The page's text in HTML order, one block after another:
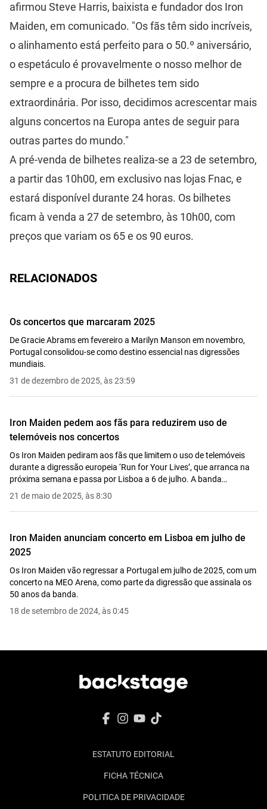
afirmou Steve Harris, baixista e fundador dos Iron
Maiden, em comunicado. "Os fãs têm sido incríveis,
o alinhamento está perfeito para o 50.º aniversário,
o espetáculo é provavelmente o nosso melhor de
sempre e a procura de bilhetes tem sido
extraordinária. Por isso, decidimos acrescentar mais
alguns concertos na Europa antes de seguir para
outras partes do mundo."
A pré-venda de bilhetes realiza-se a 23 de setembro,
a partir das 10h00, em exclusivo nas lojas Fnac, e
estará disponível durante 24 horas. Os bilhetes
ficam à venda a 27 de setembro, às 10h00, com
preços que variam os 65 e os 90 euros.
RELACIONADOS
Os concertos que marcaram 2025
De Gracie Abrams em fevereiro a Marilyn Manson em novembro,
Portugal consolidou-se como destino essencial nas digressões
mundiais.
31 de dezembro de 2025, às 23:59
Iron Maiden pedem aos fãs para reduzirem uso de
telemóveis nos concertos
Os Iron Maiden pediram aos fãs que limitem o uso de telemóveis
durante a digressão europeia ‘Run for Your Lives’, que arranca na
próxima semana e passa por Lisboa a 6 de julho. A banda
considera que a ‘obsessão pelos telemóveis’ prejudica a experiência
21 de maio de 2025, às 8:30
Iron Maiden anunciam concerto em Lisboa em julho de
2025
Os Iron Maiden vão regressar a Portugal em julho de 2025, com um
concerto na MEO Arena, como parte da digressão que assinala os
50 anos da banda.
18 de setembro de 2024, às 0:45
ESTATUTO EDITORIAL
FICHA TÉCNICA
POLITICA DE PRIVACIDADE